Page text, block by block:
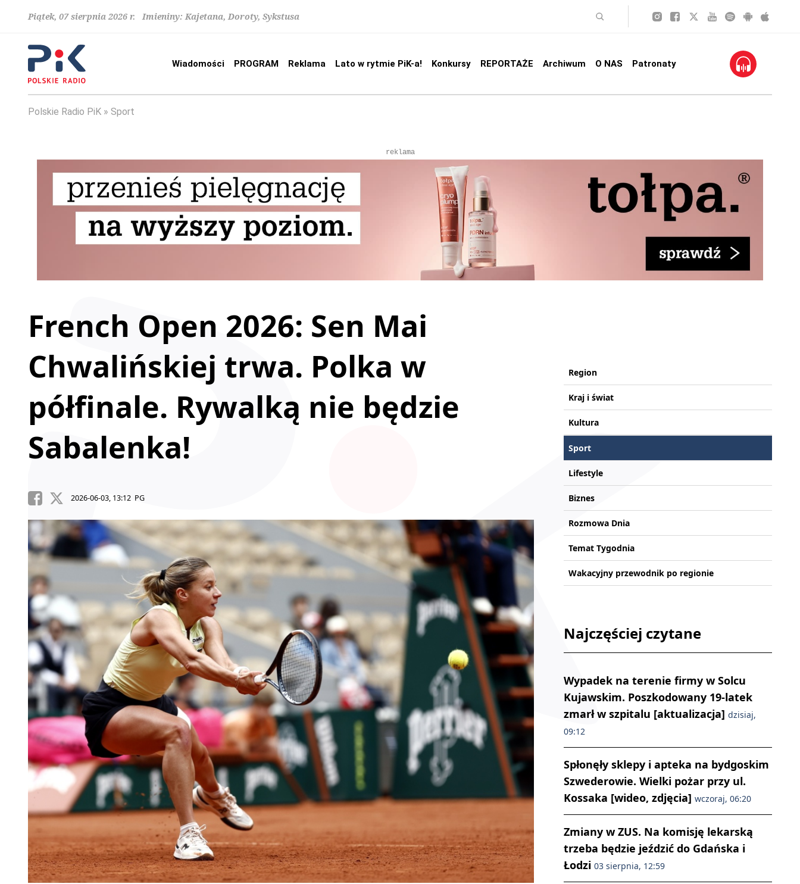
Piątek, 07 sierpnia 2026 r. Imieniny: Kajetana, Doroty, Sykstusa
Wiadomości PROGRAM Reklama Lato w rytmie PiK-a! Konkursy REPORTAŻE Archiwum O NAS Patronaty
Polskie Radio PiK Sport
reklama
French Open 2026: Sen Mai
Chwalińskiej trwa. Polka w
półfinale. Rywalką nie będzie
Sabalenka!
2026-06-03, 13:12 PG
Region
Kraj i świat
Kultura
Sport
Lifestyle
Biznes
Rozmowa Dnia
Temat Tygodnia
Wakacyjny przewodnik po regionie
Najczęściej czytane
Wypadek na terenie firmy w Solcu
Kujawskim. Poszkodowany 19-latek
zmarł w szpitalu [aktualizacja] dzisiaj,
09:12
Spłonęły sklepy i apteka na bydgoskim
Szwederowie. Wielki pożar przy ul.
Kossaka [wideo, zdjęcia] wczoraj, 06:20
Zmiany w ZUS. Na komisję lekarską
trzeba będzie jeździć do Gdańska i
Łodzi 03 sierpnia, 12:59